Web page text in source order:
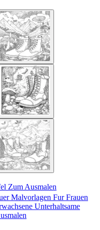
Zum Ausmalen
Malvorlagen Fur Frauen
Unterhaltsame